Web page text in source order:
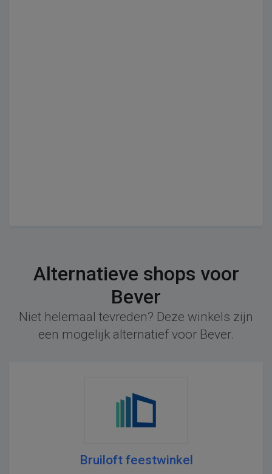
Alternatieve shops voor
Bever
Niet helemaal tevreden? Deze winkels zijn
een mogelijk alternatief voor Bever.
Bruiloft feestwinkel